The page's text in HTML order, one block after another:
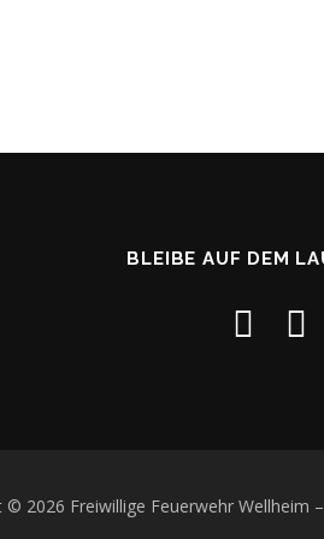
BLEIBE AUF DEM
© 2026 Freiwillige Feuerwehr Wellheim –